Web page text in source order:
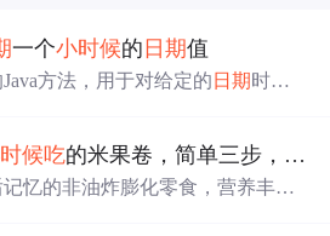
一个小时候的 日期值
方法，用于对给定的 日期时间
了如何避免常见的时间格式错
候吃的米果卷，简单三步，挑选香脆米果卷
忆的非油炸膨化零食，营养丰